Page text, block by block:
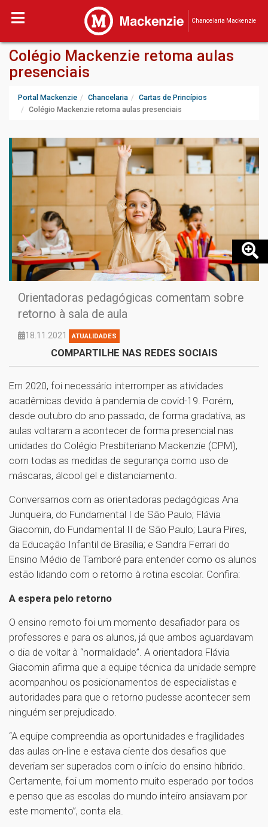
Chancelaria Mackenzie
Colégio Mackenzie retoma aulas
presenciais
Portal Mackenzie Chancelaria
Cartas de Princípios
Colégio Mackenzie retoma aulas presenciais
Orientadoras pedagógicas comentam sobre
retorno à sala de aula
18.11.2021 ATUALIDADES
COMPARTILHE NAS REDES SOCIAIS
Em 2020, foi necessário interromper as atividades
acadêmicas devido à pandemia de covid-19. Porém,
desde outubro do ano passado, de forma gradativa, as
aulas voltaram a acontecer de forma presencial nas
unidades do Colégio Presbiteriano Mackenzie (CPM),
com todas as medidas de segurança como uso de
máscaras, álcool gel e distanciamento.
Conversamos com as orientadoras pedagógicas Ana
Junqueira, do Fundamental I de São Paulo; Flávia
Giacomin, do Fundamental II de São Paulo; Laura Pires,
da Educação Infantil de Brasília; e Sandra Ferrari do
Ensino Médio de Tamboré para entender como os alunos
estão lidando com o retorno à rotina escolar. Confira:
A espera pelo retorno
O ensino remoto foi um momento desafiador para os
professores e para os alunos, já que ambos aguardavam
o dia de voltar à “normalidade”. A orientadora Flávia
Giacomin afirma que a equipe técnica da unidade sempre
acompanhou os posicionamentos de especialistas e
autoridades para que o retorno pudesse acontecer sem
ninguém ser prejudicado.
“A equipe compreendia as oportunidades e fragilidades
das aulas on-line e estava ciente dos desafios que
deveriam ser superados com o início do ensino híbrido.
Certamente, foi um momento muito esperado por todos
e penso que as escolas do mundo inteiro ansiavam por
este momento”, conta ela.